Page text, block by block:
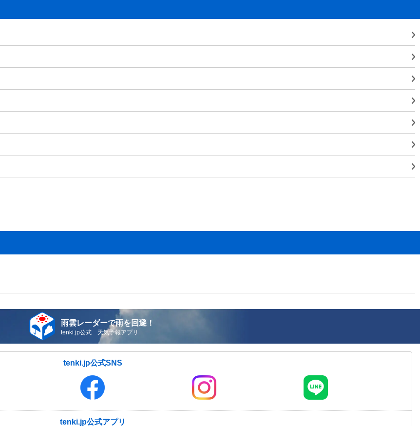
雨雲レーダーで雨を回避！
tenki.jp公式 天気予報アプリ
tenki.jp公式SNS
tenki.jp公式アプリ